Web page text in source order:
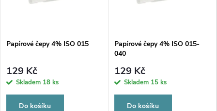
Papírové čepy 4% ISO 015
129 Kč
Skladem 18 ks
Do košíku
Papírové čepy 4% ISO 015-
040
129 Kč
Skladem 15 ks
Do košíku